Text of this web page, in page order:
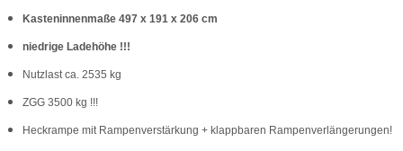
Kasteninnenmaße 497 x 191 x 206 cm
niedrige Ladehöhe !!!
Nutzlast ca. 2535 kg
ZGG 3500 kg !!!
Heckrampe mit Rampenverstärkung + klappbaren Rampenverlängerungen!